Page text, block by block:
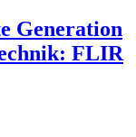
Generation
FLIR